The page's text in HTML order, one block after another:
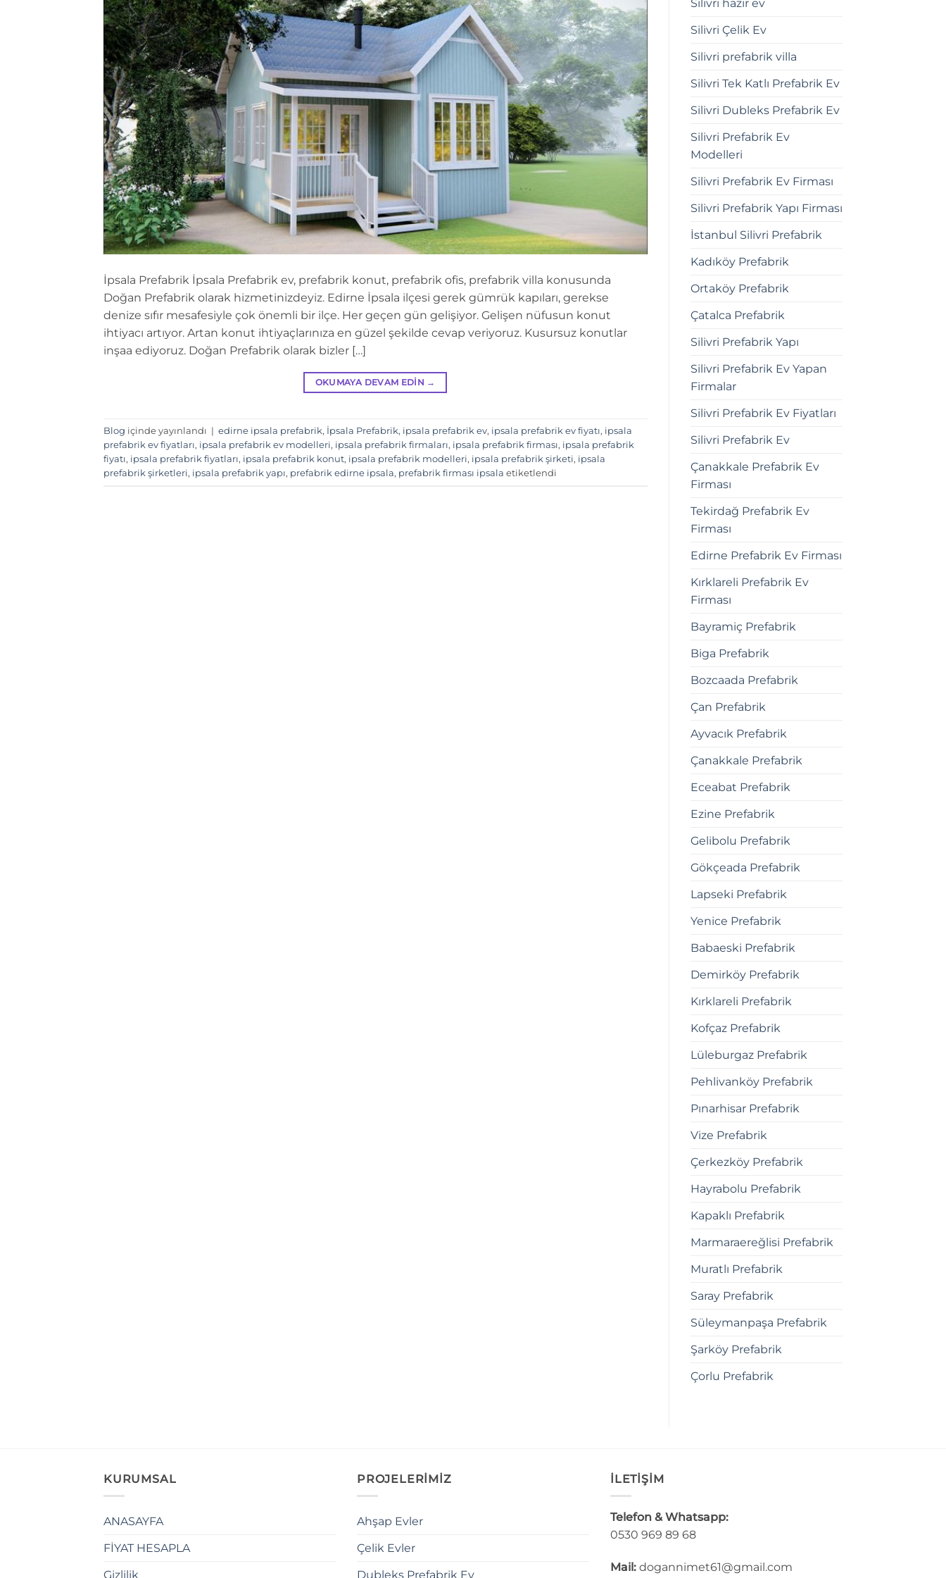
İpsala Prefabrik İpsala Prefabrik ev, prefabrik konut, prefabrik ofis, prefabrik villa konusunda
Doğan Prefabrik olarak hizmetinizdeyiz. Edirne İpsala ilçesi gerek gümrük kapıları, gerekse
denize sıfır mesafesiyle çok önemli bir ilçe. Her geçen gün gelişiyor. Gelişen nüfusun konut
ihtiyacı artıyor. Artan konut ihtiyaçlarınıza en güzel şekilde cevap veriyoruz. Kusursuz konutlar
inşaa ediyoruz. Doğan Prefabrik olarak bizler […]
OKUMAYA DEVAM EDIN →
Blog içinde yayınlandı | edirne ipsala prefabrik, İpsala Prefabrik, ipsala prefabrik ev, ipsala prefabrik ev fiyatı, ipsala
prefabrik ev fiyatları, ipsala prefabrik ev modelleri, ipsala prefabrik firmaları, ipsala prefabrik firması, ipsala prefabrik
fiyatı, ipsala prefabrik fiyatları, ipsala prefabrik konut, ipsala prefabrik modelleri, ipsala prefabrik şirketi, ipsala
prefabrik şirketleri, ipsala prefabrik yapı, prefabrik edirne ipsala, prefabrik firması ipsala etiketlendi
Silivri hazır ev
Silivri Çelik Ev
Silivri prefabrik villa
Silivri Tek Katlı Prefabrik Ev
Silivri Dubleks Prefabrik Ev
Silivri Prefabrik Ev
Modelleri
Silivri Prefabrik Ev Firması
Silivri Prefabrik Yapı Firması
İstanbul Silivri Prefabrik
Kadıköy Prefabrik
Ortaköy Prefabrik
Çatalca Prefabrik
Silivri Prefabrik Yapı
Silivri Prefabrik Ev Yapan
Firmalar
Silivri Prefabrik Ev Fiyatları
Silivri Prefabrik Ev
Çanakkale Prefabrik Ev
Firması
Tekirdağ Prefabrik Ev
Firması
Edirne Prefabrik Ev Firması
Kırklareli Prefabrik Ev
Firması
Bayramiç Prefabrik
Biga Prefabrik
Bozcaada Prefabrik
Çan Prefabrik
Ayvacık Prefabrik
Çanakkale Prefabrik
Eceabat Prefabrik
Ezine Prefabrik
Gelibolu Prefabrik
Gökçeada Prefabrik
Lapseki Prefabrik
Yenice Prefabrik
Babaeski Prefabrik
Demirköy Prefabrik
Kırklareli Prefabrik
Kofçaz Prefabrik
Lüleburgaz Prefabrik
Pehlivanköy Prefabrik
Pınarhisar Prefabrik
Vize Prefabrik
Çerkezköy Prefabrik
Hayrabolu Prefabrik
Kapaklı Prefabrik
Marmaraereğlisi Prefabrik
Muratlı Prefabrik
Saray Prefabrik
Süleymanpaşa Prefabrik
Şarköy Prefabrik
Çorlu Prefabrik
KURUMSAL
ANASAYFA
FİYAT HESAPLA
Gizlilik
PROJELERİMİZ
Ahşap Evler
Çelik Evler
Dubleks Prefabrik Ev
İLETİŞİM
Telefon & Whatsapp:
0530 969 89 68
Mail: dogannimet61@gmail.com